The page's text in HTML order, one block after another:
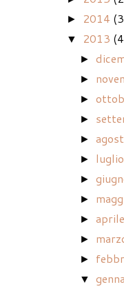
► 2014
▼ 2013
►
►
►
►
►
► luglio
►
►
►aprile
►
►
▼